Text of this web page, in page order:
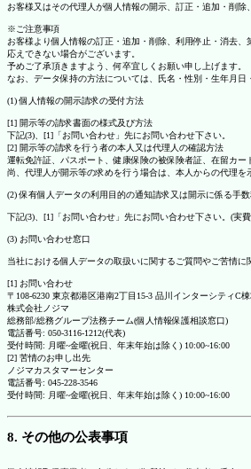
お客様又はその代理人が個人情報の開示、訂正・追加・削
※ご注意事項
お客様より個人情報の訂正・追加・削除、利用停止・消去
応えできない場合がございます。
予めご了承頂きますよう、何卒宜しくお願い申し上げます。
なお、データ保持の方法については、氏名・性別・生年月
(1) 個人情報の開示請求の受付方法
[1] 開示等の請求書面の様式及び方法
下記(3)、[1]「お問い合わせ」先にお問い合わせ下さい。
[2] 開示等の請求を行う者の本人又は代理人の確認方法
運転免許証、パスポート、健康保険の被保険者証、在留カ
尚、代理人が開示等の求めを行う場合は、本人からの代理を
(2) 保有個人データの利用目的の通知請求又は開示に係る手
下記(3)、[1]「お問い合わせ」先にお問い合わせ下さい。(実
(3) お問い合わせ窓口
当社における個人データの取扱いに関するご質問やご苦情に
[1] お問い合わせ
〒108-6230 東京都港区港南2丁目15-3 品川インターシティC
株式会社ノジマ
総務部/総務グループ法務チーム(個人情報保護相談窓口)
電話番号: 050-3116-1212(代表)
受付時間: 月曜~金曜(祝日、年末年始は除く) 10:00~16:00
[2] 苦情のお申し出先
ノジマカスタマーセンター
電話番号: 045-228-3546
受付時間: 月曜~金曜(祝日、年末年始は除く) 10:00~16:00
8. その他の公表事項